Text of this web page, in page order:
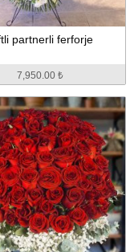
partnerli ferforje
7,950.00 ₺